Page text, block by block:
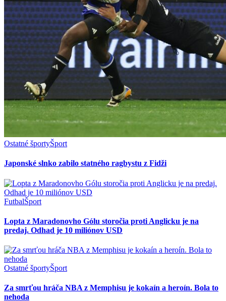
Ostatné športyŠport
Japonské slnko zabilo statného ragbystu z Fidži
FutbalŠport
Lopta z Maradonovho Gólu storočia proti Anglicku je na
predaj. Odhad je 10 miliónov USD
Ostatné športyŠport
Za smrťou hráča NBA z Memphisu je kokaín a heroín. Bola to
nehoda